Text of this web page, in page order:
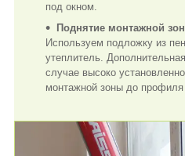
под окном.
Поднятие монтажной
Используем подложку из
утеплитель.
случае высоко
монтажной зоны до